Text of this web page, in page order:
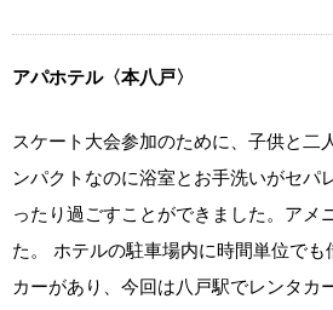
アパホテル〈本八戸〉
スケート大会参加のために、子供と二
ンパクトなのに浴室とお手洗いがセパ
ったり過ごすことができました。アメ
た。 ホテルの駐車場内に時間単位でも
カーがあり、今回は八戸駅でレンタカ